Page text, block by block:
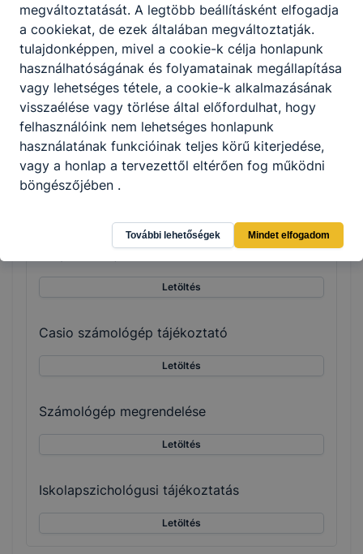
Nyilatkozat felügyeleti jog gyakorlásáról
Letöltés
Mentesség igénylőlap
Letöltés
Gólyatábori tájékoztató
Gólyatábori jelentkezés
Letöltés
Casio számológép tájékoztató
Letöltés
Számológép megrendelése
Letöltés
Iskolapszichológusi tájékoztatás
Letöltés
megváltoztatását. A legtöbb beállításként elfogadja
a cookiekat, de ezek általában megváltoztatják.
tulajdonképpen, mivel a cookie-k célja honlapunk
használhatóságának és folyamatainak megállapítása
vagy lehetséges tétele, a cookie-k alkalmazásának
visszaélése vagy törlése által előfordulhat, hogy
felhasználóink ​​nem lehetséges honlapunk
használatának funkcióinak teljes körű kiterjedése,
vagy a honlap a tervezettől eltérően fog működni
böngészőjében .
További lehetőségek Mindet elfogadom